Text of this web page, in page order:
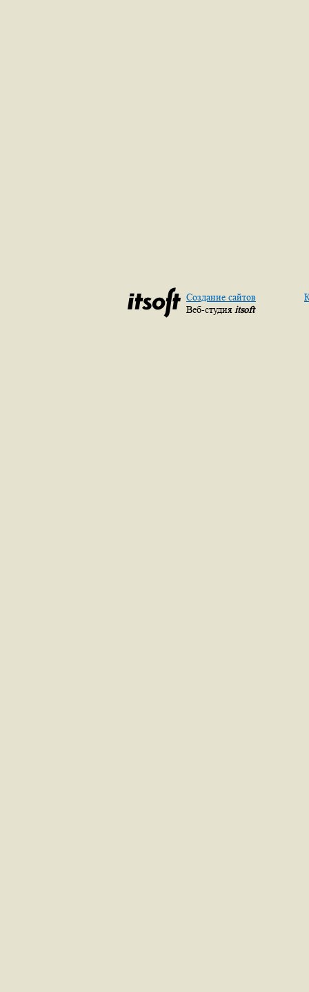
Создание сайтов
Веб-студия itsoft